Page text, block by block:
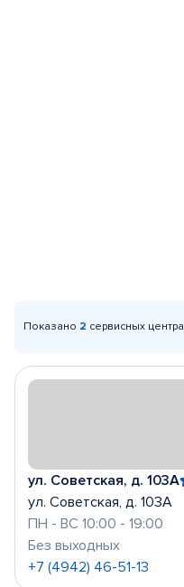
Показано 2 сервисных центра
ул. Советская, д. 103А
ул. Советская, д. 103А
ПН - ВС 10:00 - 19:00
Без выходных
+7 (4942) 46-51-13